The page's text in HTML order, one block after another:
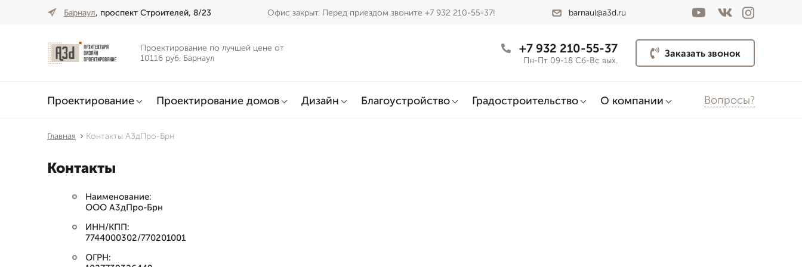
Барнаул, проспект Строителей, 8/23 Офис закрыт. Перед приездом звоните +7 932 210-55-37! barnaul@a3d.ru
Проектирование по лучшей цене от
10116 руб. Барнаул
+7 932 210-55-37
Пн-Пт 09-18 Сб-Вс вых.
Заказать звонок
Проектирование Проектирование домов Дизайн Благоустройство Градостроительство О компании Вопросы?
Главная Контакты А3дПро-Брн
Контакты
Наименование:
ООО А3дПро-Брн
ИНН/КПП:
7744000302/770201001
ОГРН: